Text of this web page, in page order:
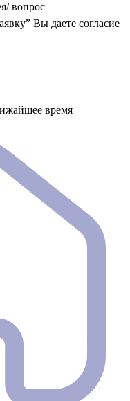
вопрос
Вы даете согласие
Вы даете согласие
время